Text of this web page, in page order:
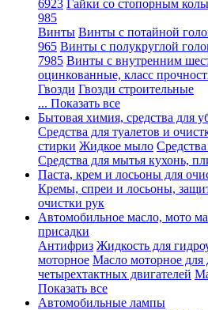
6923 Гайки со стопорным
985
Винты Винты с потайной
965 Винты с полукруглой
7985 Винты с внутренним
оцинкованные, класс
Гвозди Гвозди строительные
... Показать все
Бытовая химия, средства для
Средства для туалетов и
стирки Жидкое мыло
Средства для мытья кухонь,
Паста, крем и лосьоны для
Кремы, спреи и лосьоны,
очистки рук
Автомобильное масло, мото
присадки
Антифриз Жидкость для
моторное Масло моторное для
четырехтактных двигателей
Показать все
Автомобильные лампы